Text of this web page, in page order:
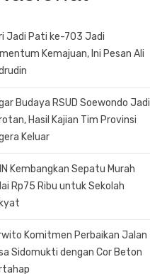
Jadi Pati ke-703 Jadi
Kemajuan, Ini Pesan Ali
Budaya RSUD Soewondo Jadi
Hasil Kajian Tim Provinsi
Keluar
Kembangkan Sepatu Murah
Rp75 Ribu untuk Sekolah
Komitmen Perbaikan Jalan
Sidomukti dengan Cor Beton